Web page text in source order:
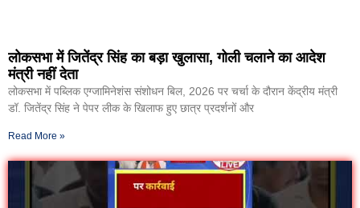
लोकसभा में जितेंद्र सिंह का बड़ा खुलासा, गोली चलाने का आदेश
मंत्री नहीं देता
लोकसभा में पब्लिक एग्जामिनेशंस संशोधन बिल, 2026 पर चर्चा के दौरान केंद्रीय मंत्री
डॉ. जितेंद्र सिंह ने पेपर लीक के खिलाफ हुए छात्र प्रदर्शनों और
Read More »